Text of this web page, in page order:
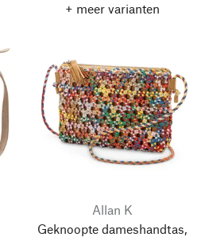
+ meer varianten
Allan K
Geknoopte dameshandtas,